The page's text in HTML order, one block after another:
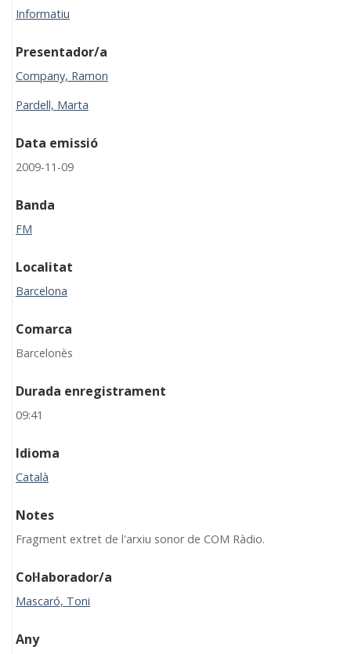
Informatiu
Presentador/a
Company, Ramon
Pardell, Marta
Data emissió
2009-11-09
Banda
FM
Localitat
Barcelona
Comarca
Barcelonès
Durada enregistrament
09:41
Idioma
Català
Notes
Fragment extret de l'arxiu sonor de COM Ràdio.
Col·laborador/a
Mascaró, Toni
Any